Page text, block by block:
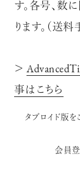
す。各号、数
ります。（送
＞
事はこちら
タブロイド版
会員登